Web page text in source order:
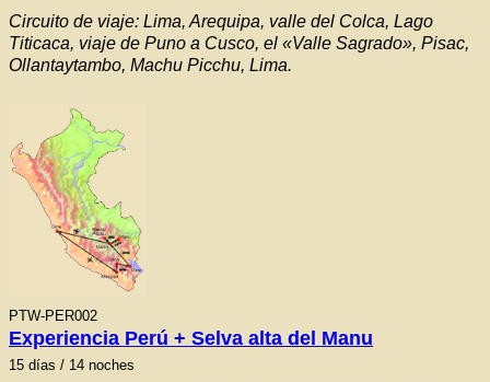
Circuito de viaje: Lima, Arequipa, valle del Colca, Lago
Titicaca, viaje de Puno a Cusco, el «Valle Sagrado», Pisac,
Ollantaytambo, Machu Picchu, Lima.
PTW-PER002
Experiencia Perú + Selva alta del Manu
15 días / 14 noches